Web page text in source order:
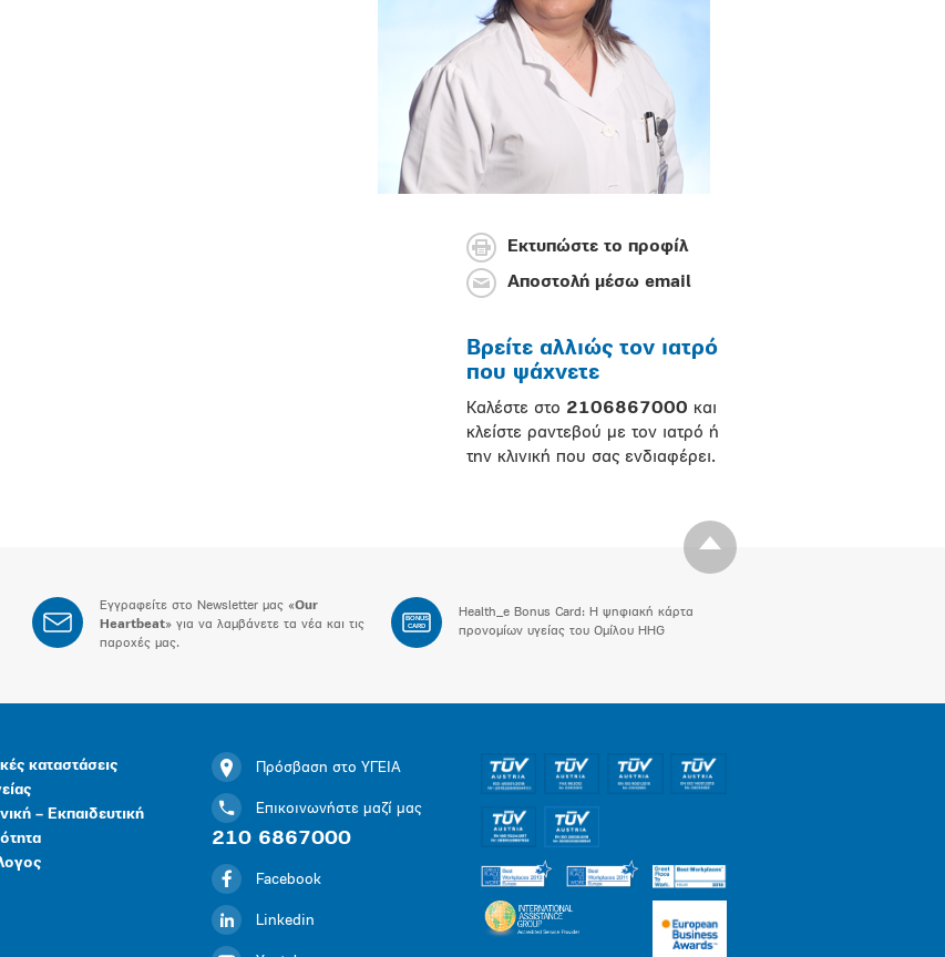
Εκτυπώστε το προφίλ
Αποστολή μέσω email
Βρείτε αλλιώς τον ιατρό
που ψάχνετε
Καλέστε στο 2106867000 και
κλείστε ραντεβού με τον ιατρό ή
την κλινική που σας ενδιαφέρει.
Εγγραφείτε στο Newsletter μας «Our
Heartbeat» για να λαμβάνετε τα νέα και τις
παροχές μας.
BONUS
CARD
Health_e Bonus Card: H ψηφιακή κάρτα
προνομίων υγείας του Ομίλου HHG
καταστάσεις
– Εκπαιδευτική
Πρόσβαση στο ΥΓΕΙΑ
Επικοινωνήστε μαζί μας
210 6867000
Facebook
Linkedin